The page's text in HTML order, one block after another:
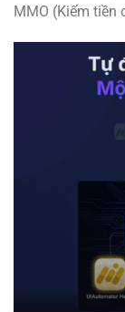
MMO (Kiếm tiền